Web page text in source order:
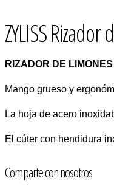
ZYLISS
RIZADOR DE
Mango grueso y
La hoja de acero
El cúter con hendidura
Comparte con nosotros